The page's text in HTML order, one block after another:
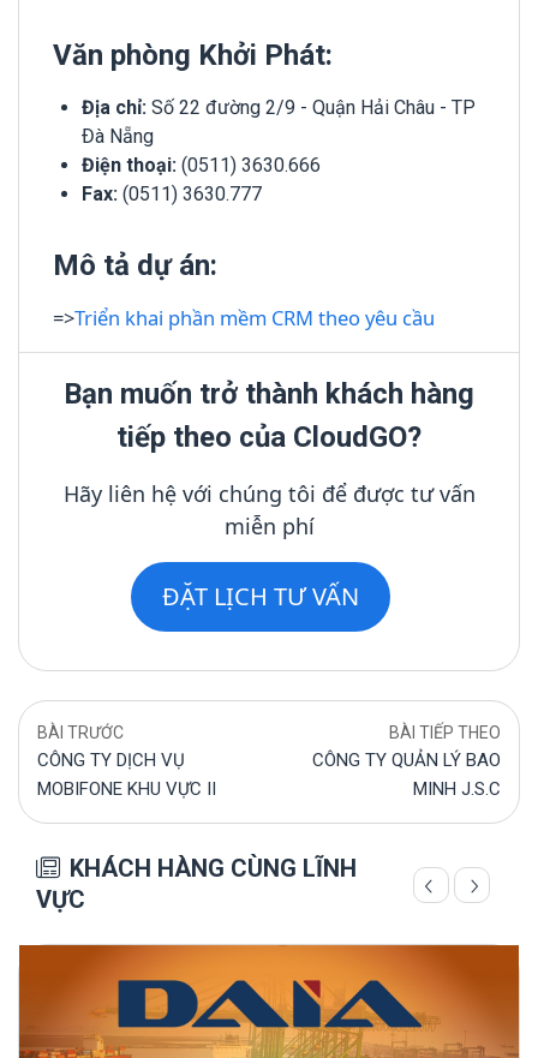
Văn phòng Khởi Phát:
Địa chỉ: Số 22 đường 2/9 - Quận Hải Châu - TP
Đà Nẵng
Điện thoại: (0511) 3630.666
Fax: (0511) 3630.777
Mô tả dự án:
=>Triển khai phần mềm CRM theo yêu cầu
Bạn muốn trở thành khách hàng
tiếp theo của CloudGO?
Hãy liên hệ với chúng tôi để được tư vấn
miễn phí
ĐẶT LỊCH TƯ VẤN
BÀI TRƯỚC
CÔNG TY DỊCH VỤ
MOBIFONE KHU VỰC II
BÀI TIẾP THEO
CÔNG TY QUẢN LÝ BAO
MINH J.S.C
KHÁCH HÀNG CÙNG LĨNH
VỰC